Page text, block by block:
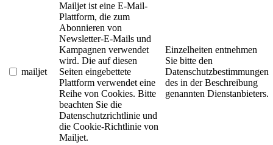
mailjet
Mailjet ist eine E-Mail-
Plattform, die zum
Abonnieren von
Newsletter-E-Mails und
Kampagnen verwendet
wird. Die auf diesen
Seiten eingebettete
Plattform verwendet eine
Reihe von Cookies. Bitte
beachten Sie die
Datenschutzrichtlinie und
die Cookie-Richtlinie von
Mailjet.
Einzelheiten entnehmen
Sie bitte den
Datenschutzbestimmungen
des in der Beschreibung
genannten Dienstanbieters.